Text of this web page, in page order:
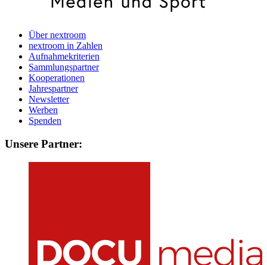
Über nextroom
nextroom in Zahlen
Aufnahmekriterien
Sammlungspartner
Kooperationen
Jahrespartner
Newsletter
Werben
Spenden
Unsere Partner: